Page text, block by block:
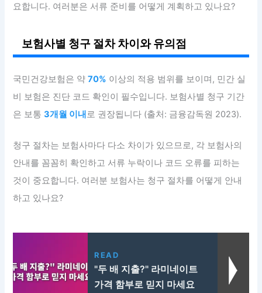
요합니다. 여러분은 서류 준비를 어떻게 계획하고 있나요?
보험사별 청구 절차 차이와 유의점
국민건강보험은 약70% 이상의 적용 범위를 보이며, 민간 실
비 보험은 진단 코드 확인이 필수입니다. 보험사별 청구 기간
은 보통3개월 이내 로 권장됩니다 (출처: 금융감독원 2023).
청구 절차는 보험사마다 다소 차이가 있으므로, 각 보험사의
안내를 꼼꼼히 확인하고 서류 누락이나 코드 오류를 피하는
것이 중요합니다. 여러분 보험사는 청구 절차를 어떻게 안내
하고 있나요?
READ
"두 배 지출?" 라미네이트
가격 함부로 믿지 마세요